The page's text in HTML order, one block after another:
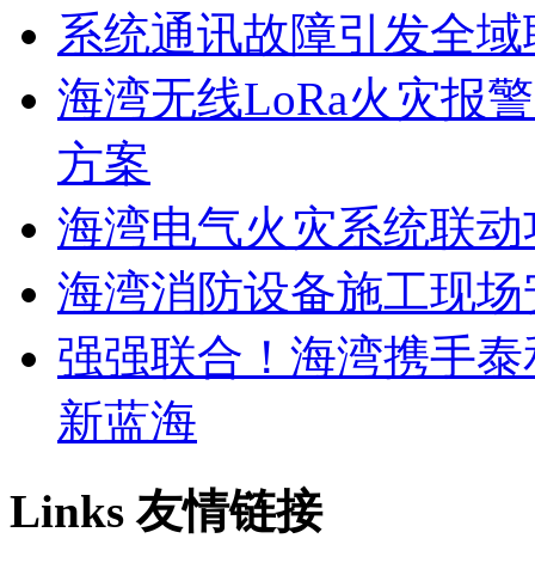
系统通讯故障引发全
海湾无线LoRa火灾报
方案
海湾电气火灾系统联
海湾消防设备施工现
强强联合！海湾携手
新蓝海
Links友情链接